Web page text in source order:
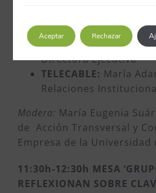
Gerente
FUNDACIÓN EDP:
Directora Ejecutiva
TELECABLE: María
Relaciones
Modera: María Eugenia
de Acción Transversal y
Empresa de la Universidad
11:30h-12:30h MESA
REFLEXIONAN SOBRE
Aceptar Rechazar